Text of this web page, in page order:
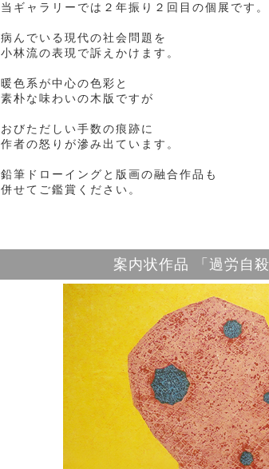
当ギャラリーでは２年振り２回目の個展です。
病んでいる現代の社会問題を
小林流の表現で訴えかけます。
暖色系が中心の色彩と
素朴な味わいの木版ですが
おびただしい手数の痕跡に
作者の怒りが滲み出ています。
鉛筆ドローイングと版画の融合作品も
併せてご鑑賞ください。
案内状作品 「過労自